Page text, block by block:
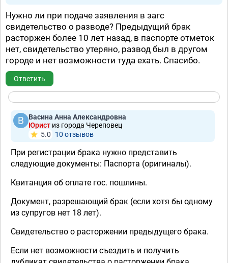
Нужно ли при подаче заявления в загс
свидетельство о разводе? Предыдущий брак
расторжен более 10 лет назад, в паспорте отметок
нет, свидетельство утеряно, развод был в другом
городе и нет возможности туда ехать. Спасибо.
Ответить
Васина Анна Александровна
Юрист из города Череповец
5.0
10 отзывов
При регистрации брака нужно представить
следующие документы: Паспорта (оригиналы).
Квитанция об оплате гос. пошлины.
Документ, разрешающий брак (если хотя бы одному
из супругов нет 18 лет).
Свидетельство о расторжении предыдущего брака.
Если нет возможности съездить и получить